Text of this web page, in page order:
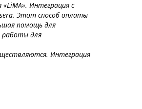
Интеграция с
Этот способ оплаты
помощь для
работы для
Интеграция